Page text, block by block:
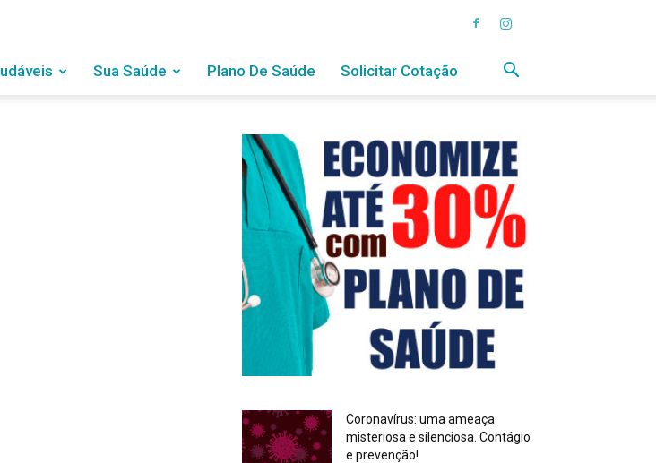
Sua Saúde Plano De Saúde Solicitar Cotação
Coronavírus: uma ameaça
misteriosa e silenciosa. Contágio
e prevenção!